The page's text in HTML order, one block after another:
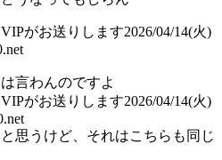
がお送りします2026/04/14(火)
言わんのですよ
がお送りします2026/04/14(火)
思うけど、それはこちらも同じ